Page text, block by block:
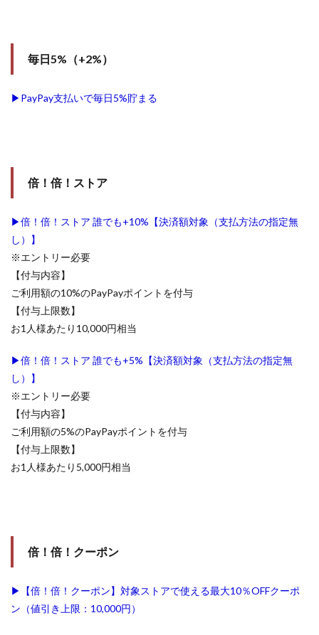
毎日5%（+2%）
▶PayPay支払いで毎日5%貯まる
倍！倍！ストア
▶倍！倍！ストア 誰でも+10%【決済額対象（支払方法の指定無
し）】
※エントリー必要
【付与内容】
ご利用額の10%のPayPayポイントを付与
【付与上限数】
お1人様あたり10,000円相当
▶倍！倍！ストア 誰でも+5%【決済額対象（支払方法の指定無
し）】
※エントリー必要
【付与内容】
ご利用額の5%のPayPayポイントを付与
【付与上限数】
お1人様あたり5,000円相当
倍！倍！クーポン
▶【倍！倍！クーポン】対象ストアで使える最大10％OFFクーポ
ン（値引き上限：10,000円）